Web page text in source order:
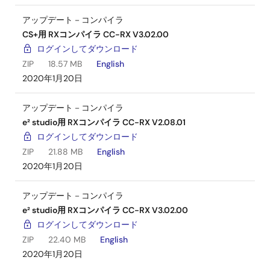
アップデート－コンパイラ
CS+用 RXコンパイラ CC-RX V3.02.00
ログインしてダウンロード
ZIP
18.57 MB
English
2020年1月20日
アップデート－コンパイラ
e² studio用 RXコンパイラ CC-RX V2.08.01
ログインしてダウンロード
ZIP
21.88 MB
English
2020年1月20日
アップデート－コンパイラ
e² studio用 RXコンパイラ CC-RX V3.02.00
ログインしてダウンロード
ZIP
22.40 MB
English
2020年1月20日